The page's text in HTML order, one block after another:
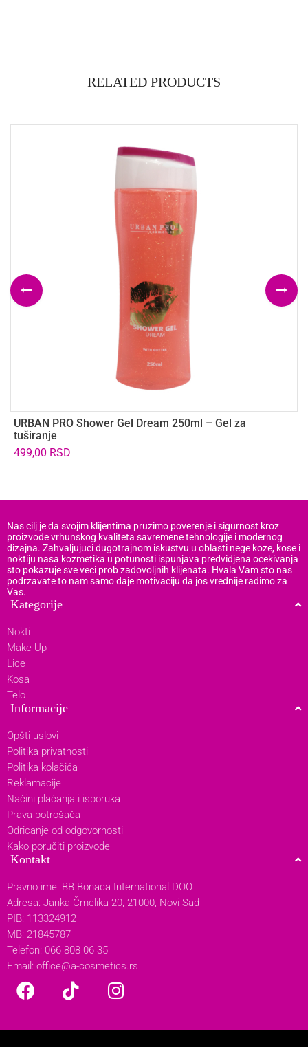
RELATED PRODUCTS
URBAN PRO Shower Gel Dream 250ml – Gel za
tuširanje
499,00 RSD
Nas cilj je da svojim klijentima pruzimo poverenje i sigurnost kroz
proizvode vrhunskog kvaliteta savremene tehnologije i modernog
dizajna. Zahvaljujuci dugotrajnom iskustvu u oblasti nege koze, kose i
noktiju nasa kozmetika u potunosti ispunjava predvidjena ocekivanja
sto pokazuje sve veci prob zadovoljnih klijenata. Hvala Vam sto nas
podrzavate to nam samo daje motivaciju da jos vrednije radimo za
Vas.
Kategorije
Nokti
Make Up
Lice
Kosa
Telo
Informacije
Opšti uslovi
Politika privatnosti
Politika kolačića
Reklamacije
Načini plaćanja i isporuka
Prava potrošača
Odricanje od odgovornosti
Kako poručiti proizvode
Kontakt
Pravno ime: BB Bonaca International DOO
Adresa: Janka Čmelika 20, 21000, Novi Sad
PIB: 113324912
MB: 21845787
Telefon: 066 808 06 35
Email: office@a-cosmetics.rs